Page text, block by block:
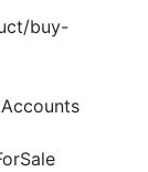
buy-